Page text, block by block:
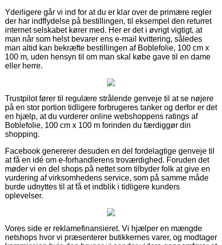
Yderligere går vi ind for at du er klar over de primære regler
der har indflydelse på bestillingen, til eksempel den returret
internet selskabet kører med. Her er det i øvrigt vigtigt, at
man når som helst bevarer ens e-mail kvittering, således
man altid kan bekræfte bestillingen af Boblefolie, 100 cm x
100 m, uden hensyn til om man skal købe gave til en dame
eller herre.
Trustpilot fører til regulære strålende genveje til at se nøjere
på en stor portion tidligere forbrugeres tanker og derfor er det
en hjælp, at du vurderer online webshoppens ratings af
Boblefolie, 100 cm x 100 m forinden du færdiggør din
shopping.
Facebook genererer desuden en del fordelagtige genveje til
at få en idé om e-forhandlerens troværdighed. Foruden det
møder vi en del shops på nettet som tilbyder folk at give en
vurdering af virksomhedens service, som på samme måde
burde udnyttes til at få et indblik i tidligere kunders
oplevelser.
Vores side er reklamefinansieret. Vi hjælper en mængde
netshops hvor vi præsenterer butikkernes varer, og modtager